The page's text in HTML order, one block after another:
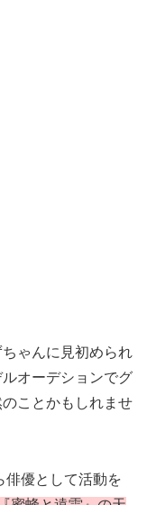
ゃんに見初められ
オーデションでグ
ことかもしれませ
俳優として活動を